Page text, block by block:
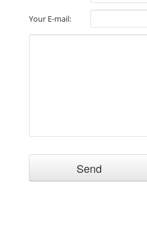
Your E-mail: